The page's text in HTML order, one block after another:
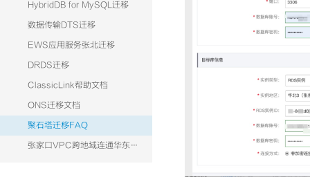
HybridDB for MySQL迁移
数据传输DTS迁移
EWS应用服务张北迁移
DRDS迁移
ClassicLink帮助文档
ONS迁移文档
聚石塔迁移FAQ
张家口VPC跨地域连通华东专有网络SQL server